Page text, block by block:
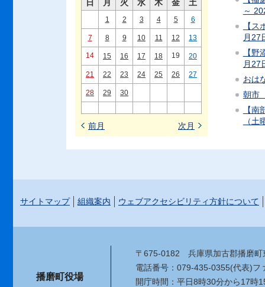
日 月 火 水 木 金 土
1 2 3 4 5 6
7 8 9 10 11 12 13
14 15 16 17 18 19 20
21 22 23 24 25 26 27
28 29 30
前月 次月
～
【
月27
【
月27
おは
朝市
【
（
サイトマップ 組織案内 ウェブアクセシビリティ方針について
播磨町役場
〒675-0182 兵庫県加古郡播磨
電話番号：079-435-0355(代表)フ
開庁時間：平日8時30分から17時